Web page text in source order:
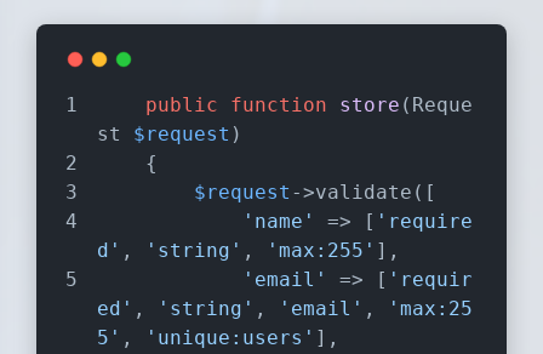
public function store ( Reque
st $request )
    {
$request ->validate([
'name'
=> [ 'require
d' , 'string' , 'max:255' ],
'email'
=> [ 'requir
ed' , 'string' , 'email' ,
'max:25
5' , 'unique:users' ],